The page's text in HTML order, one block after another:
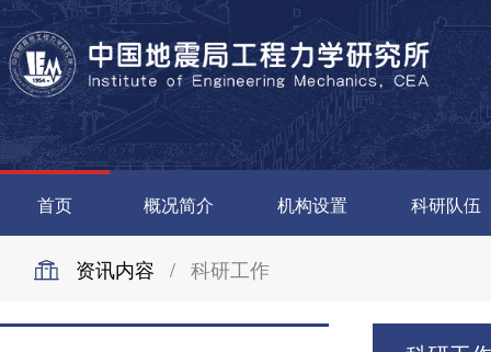
首页 概况简介 机构设置 科研队伍
资讯内容 / 科研工作